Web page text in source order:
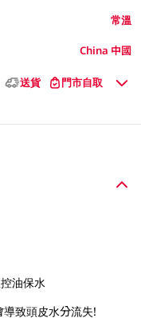
常溫
China 中國
送貨 門市自取
油保水
致頭皮水分流失!